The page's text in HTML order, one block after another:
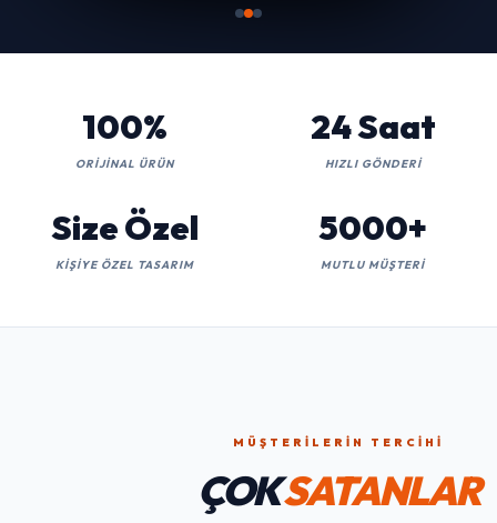
100%
ORIJINAL ÜRÜN
24 Saat
HIZLI GÖNDERI
Size Özel
KIŞIYE ÖZEL TASARIM
5000+
MUTLU MÜŞTERI
MÜŞTERILERIN TERCIHI
ÇOKSATANLAR